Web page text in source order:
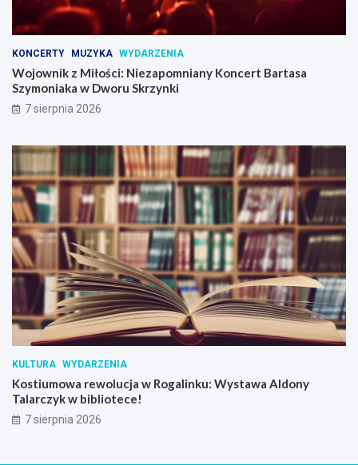
KONCERTY MUZYKA WYDARZENIA
Wojownik z Miłości: Niezapomniany Koncert Bartasa
Szymoniaka w Dworu Skrzynki
7 sierpnia 2026
KULTURA WYDARZENIA
Kostiumowa rewolucja w Rogalinku: Wystawa Aldony
Talarczyk w bibliotece!
7 sierpnia 2026